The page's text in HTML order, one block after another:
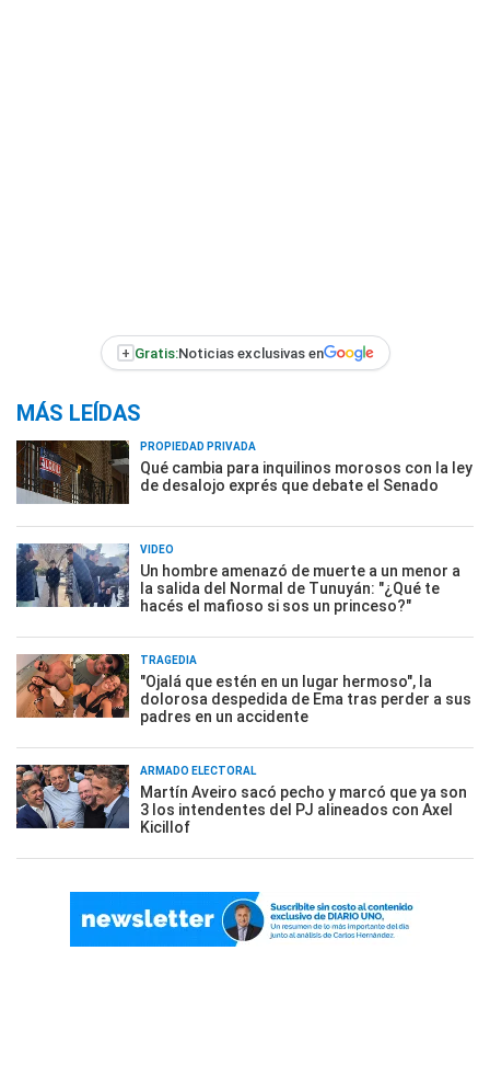
+ Gratis:Noticias exclusivas en
MÁS LEÍDAS
PROPIEDAD PRIVADA
Qué cambia para inquilinos morosos con la ley
de desalojo exprés que debate el Senado
VIDEO
Un hombre amenazó de muerte a un menor a
la salida del Normal de Tunuyán: "¿Qué te
hacés el mafioso si sos un princeso?"
TRAGEDIA
"Ojalá que estén en un lugar hermoso", la
dolorosa despedida de Ema tras perder a sus
padres en un accidente
ARMADO ELECTORAL
Martín Aveiro sacó pecho y marcó que ya son
3 los intendentes del PJ alineados con Axel
Kicillof